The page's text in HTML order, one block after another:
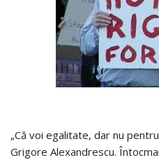
„Că voi egalitate, dar nu
Grigore Alexandrescu.